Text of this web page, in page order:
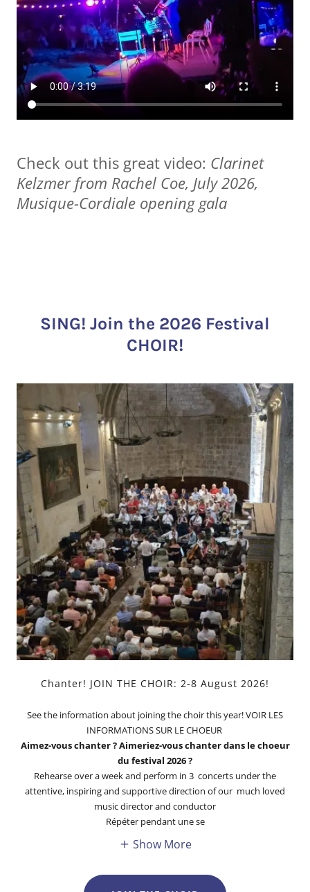
Check out this great video: Clarinet
Kelzmer from Rachel Coe, July 2026,
Musique-Cordiale opening gala
SING! Join the 2026 Festival
CHOIR!
Chanter! JOIN THE CHOIR: 2-8 August 2026!
See the information about joining the choir this year! VOIR LES
INFORMATIONS SUR LE CHOEUR
Aimez-vous chanter ? Aimeriez-vous chanter dans le choeur
du festival 2026 ?
Rehearse over a week and perform in 3 concerts under the
attentive, inspiring and supportive direction of our much loved
music director and conductor
Répéter pendant une se
Show More